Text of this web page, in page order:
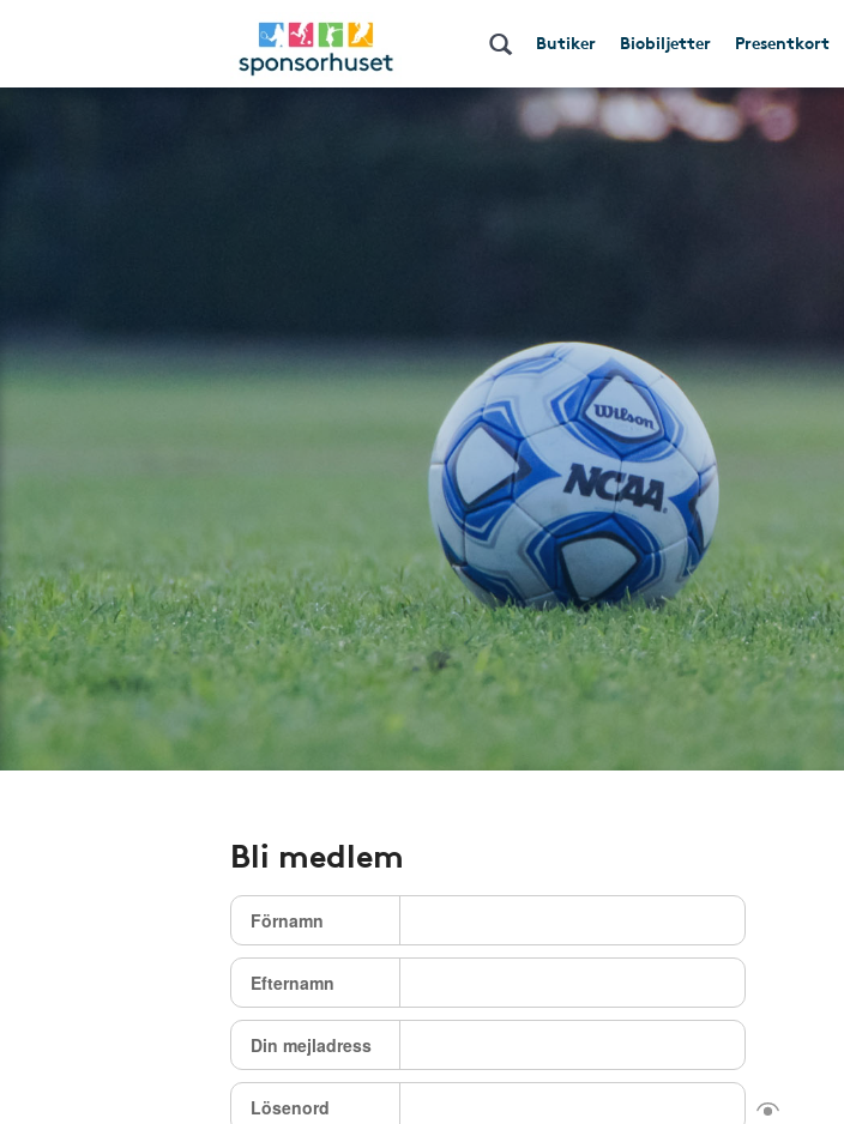
Butiker Biobiljetter Presentkort
Bli medlem
Förnamn
Efternamn
Din mejladress
Lösenord